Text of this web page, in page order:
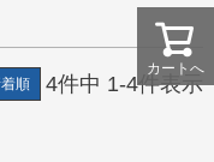
順 4件中 1-4件表示
カートへ